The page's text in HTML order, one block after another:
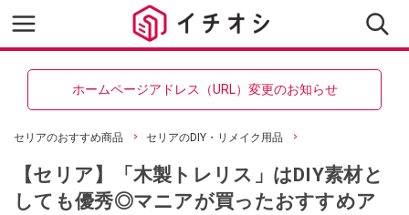
ホームページアドレス（URL）変更のお知らせ
セリアのおすすめ商品 セリアのDIY・リメイク用品
【セリア】「木製トレリス」はDIY素材と
しても優秀◎マニアが買ったおすすめア